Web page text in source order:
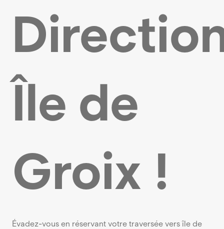
Île de
Groix !
Évadez-vous en réservant votre traversée vers île de